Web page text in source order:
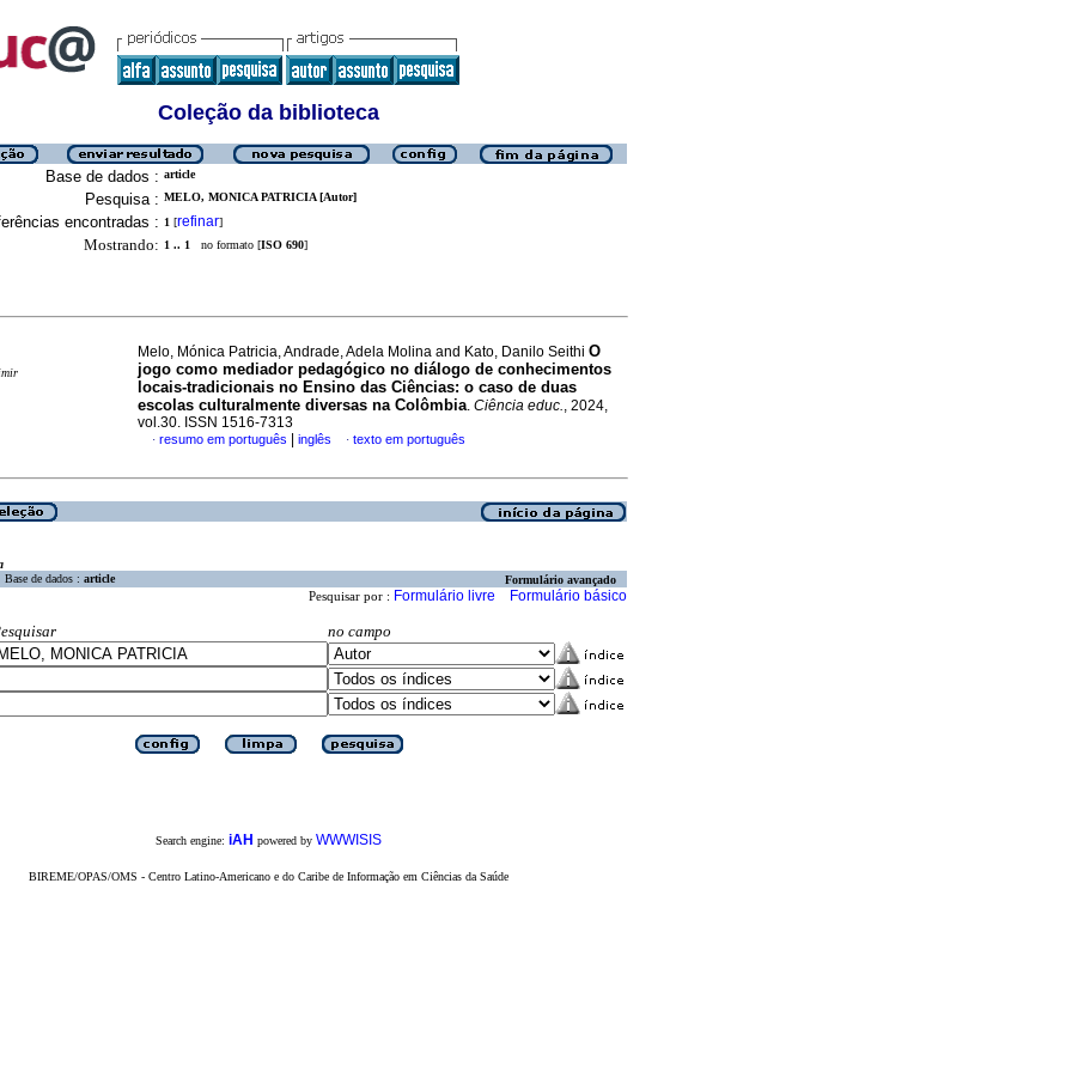
Coleção da biblioteca
Base de dados : article
Pesquisa : MELO, MONICA PATRICIA [Autor]
encontradas : 1 [refinar]
Mostrando: 1 .. 1 no formato [ISO 690]
Melo, Mónica Patricia, Andrade, Adela Molina and Kato, Danilo Seithi O
jogo como mediador pedagógico no diálogo de conhecimentos
locais-tradicionais no Ensino das Ciências: o caso de duas
escolas culturalmente diversas na Colômbia. Ciência educ., 2024,
vol.30. ISSN 1516-7313
· resumo em português inglês · texto em português
Base de dados : article Formulário avançado
Pesquisar por : Formulário livre Formulário básico
no campo
Search engine: iAH powered by WWWISIS
BIREME/OPAS/OMS - Centro Latino-Americano e do Caribe de Informação em Ciências da Saúde